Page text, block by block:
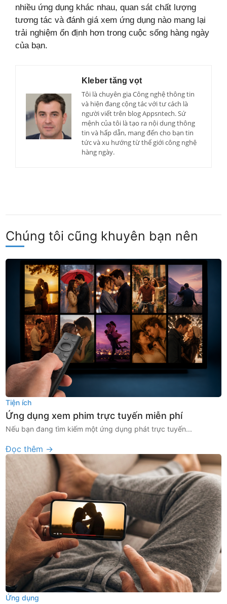
nhiều ứng dụng khác nhau, quan sát chất lượng
tương tác và đánh giá xem ứng dụng nào mang lại
trải nghiệm ổn định hơn trong cuộc sống hàng ngày
của bạn.
Kleber tăng vọt
Tôi là chuyên gia Công nghệ thông tin
và hiện đang cộng tác với tư cách là
người viết trên blog Appsntech. Sứ
mệnh của tôi là tạo ra nội dung thông
tin và hấp dẫn, mang đến cho bạn tin
tức và xu hướng từ thế giới công nghệ
hàng ngày.
Chúng tôi cũng khuyên bạn nên
Tiện ích
Ứng dụng xem phim trực tuyến miễn phí
Nếu bạn đang tìm kiếm một ứng dụng phát trực tuyến...
Đọc thêm →
Ứng dụng